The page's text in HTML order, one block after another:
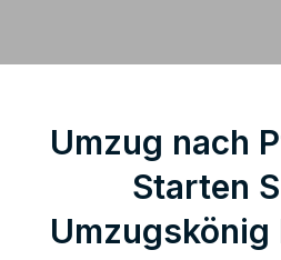
Umzug nach
Starten
Umzugskönig